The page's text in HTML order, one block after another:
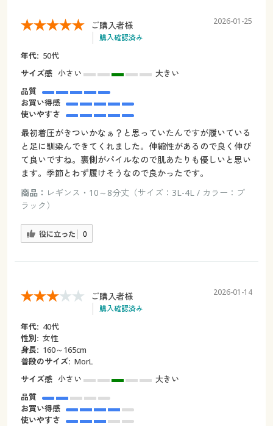
ご購入者様
購入確認済み
2026-01-25
年代: 50代
サイズ感 小さい
大きい
品質
お買い得感
使いやすさ
最初着圧がきついかなぁ？と思っていたんですが履いている
と足に馴染んできてくれました。伸縮性があるので良く伸び
て良いですね。裏側がパイルなので肌あたりも優しいと思い
ます。季節とわず履けそうなので良かったです。
商品： レギンス・10～8分丈（サイズ：3L-4L / カラー：ブ
ラック）
役に立った 0
ご購入者様
購入確認済み
2026-01-14
年代: 40代
性別: 女性
身長: 160～165cm
普段のサイズ: MorL
サイズ感 小さい
大きい
品質
お買い得感
使いやすさ